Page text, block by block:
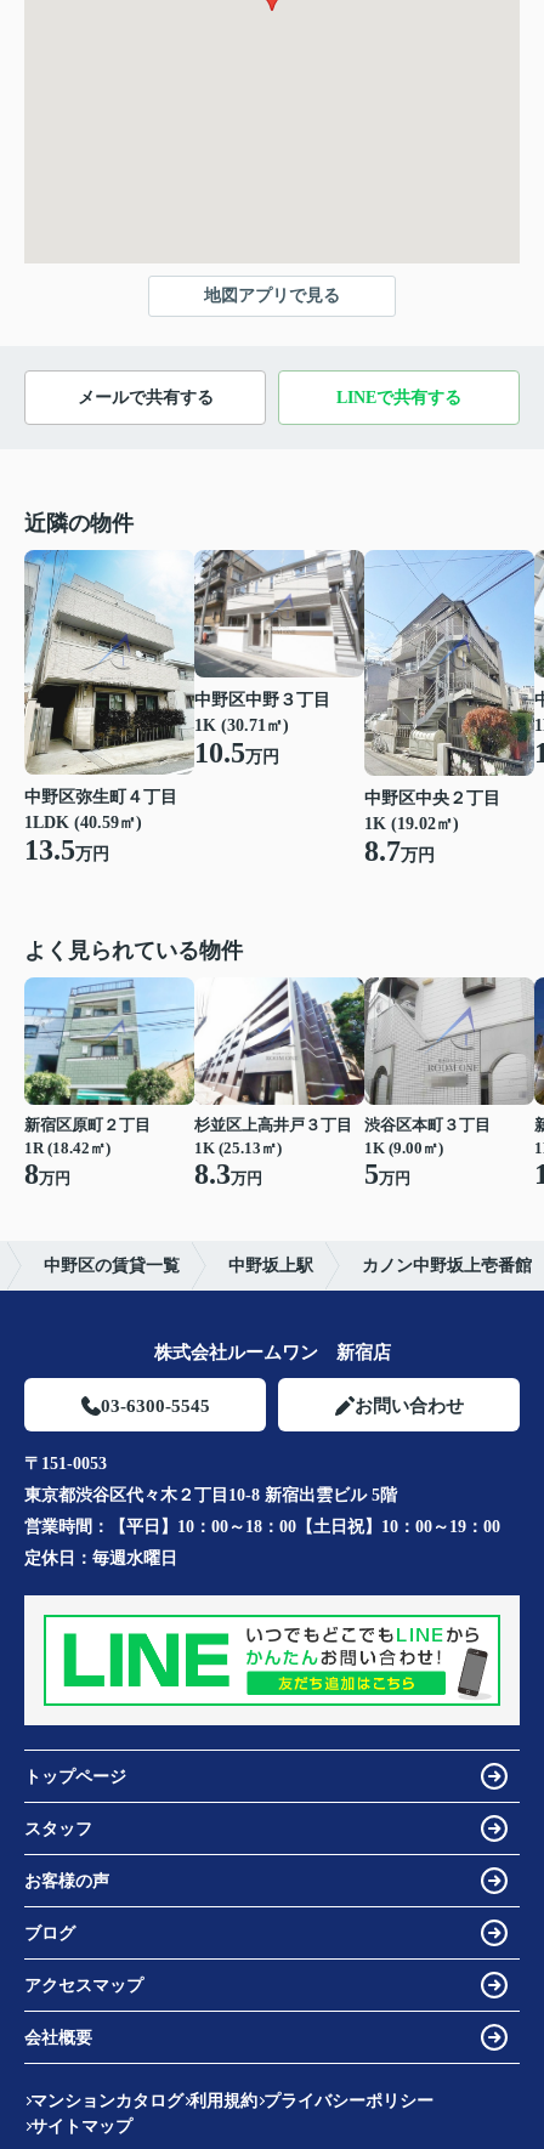
地図アプリで見る
メールで共有する LINEで共有する
近隣の物件
中野区弥生町４丁目
1LDK (40.59㎡)
13.5万円
中野区中野３丁目
1K (30.71㎡)
10.5万円
中野区中央２丁目
1K (19.02㎡)
8.7万円
よく見られている物件
新宿区原町２丁目
1R (18.42㎡)
8万円
杉並区上高井戸３丁目
1K (25.13㎡)
8.3万円
渋谷区本町３丁目
1K (9.00㎡)
5万円
中野区の賃貸一覧 中野坂上駅 カノン中野坂上壱番館
株式会社ルームワン 新宿店
03-6300-5545 お問い合わせ
〒151-0053
東京都渋谷区代々木２丁目10-8 新宿出雲ビル 5階
営業時間：
【平日】10：00～18：00【土日祝】10：00～19：00
定休日： 毎週水曜日
トップページ
スタッフ
お客様の声
ブログ
アクセスマップ
会社概要
マンションカタログ 利用規約 プライバシーポリシー
サイトマップ